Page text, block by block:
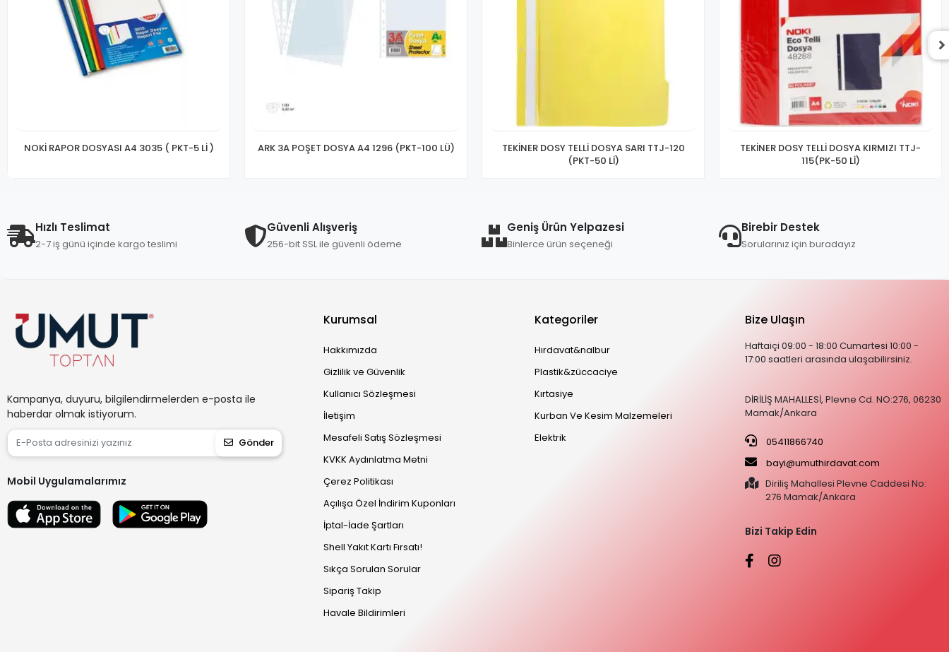
NOKİ RAPOR DOSYASI A4 3035 ( PKT-5 Lİ ) ARK 3A POŞET DOSYA A4 1296 (PKT-100 LÜ)
TEKİNER DOSY TELLİ DOSYA SARI TTJ-120
(PKT-50 Lİ)
TEKİNER DOSY TELLİ DOSYA KIRMIZI TTJ-
115(PK-50 Lİ)
Hızlı Teslimat
2-7 iş günü içinde kargo teslimi
Güvenli Alışveriş
256-bit SSL ile güvenli ödeme
Geniş Ürün Yelpazesi
Binlerce ürün seçeneği
Birebir Destek
Sorularınız için buradayız
Kampanya, duyuru, bilgilendirmelerden e-posta ile
haberdar olmak istiyorum.
Gönder
Mobil Uygulamalarımız
Kurumsal
Hakkımızda
Gizlilik ve Güvenlik
Kullanıcı Sözleşmesi
İletişim
Mesafeli Satış Sözleşmesi
KVKK Aydınlatma Metni
Çerez Politikası
Açılışa Özel İndirim Kuponları
İptal-İade Şartları
Shell Yakıt Kartı Fırsatı!
Sıkça Sorulan Sorular
Sipariş Takip
Havale Bildirimleri
Kategoriler
Hırdavat&nalbur
Plastik&züccaciye
Kırtasiye
Kurban Ve Kesim Malzemeleri
Elektrik
Bize Ulaşın
Haftaiçi 09:00 - 18:00 Cumartesi 10:00 -
17:00 saatleri arasında ulaşabilirsiniz.
DİRİLİŞ MAHALLESİ, Plevne Cd. NO:276, 06230
Mamak/Ankara
05411866740
bayi@umuthirdavat.com
Diriliş Mahallesi Plevne Caddesi No:
276 Mamak/Ankara
Bizi Takip Edin